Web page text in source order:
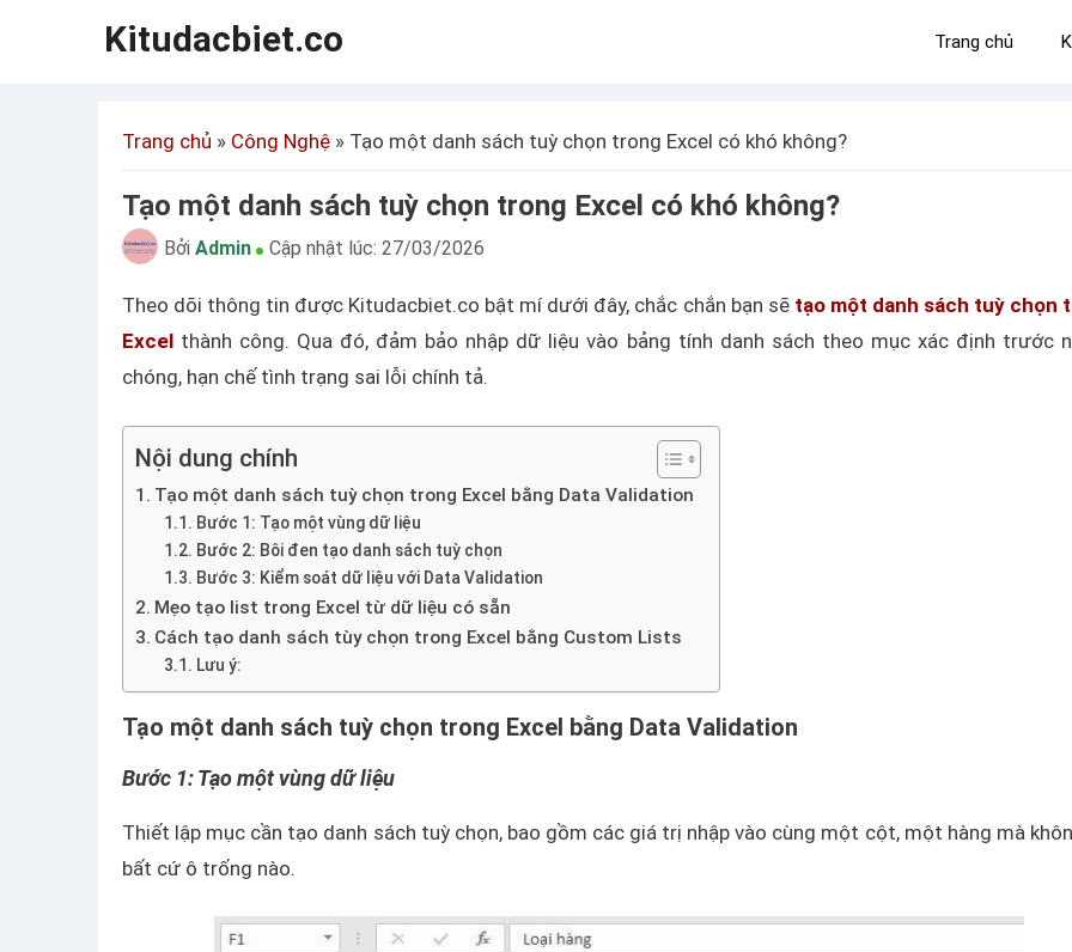
Kitudacbiet.co Trang chủ
Trang chủ » Công Nghệ » Tạo một danh sách tuỳ chọn trong Excel có khó không?
Tạo một danh sách tuỳ chọn trong Excel có khó không?
Bởi Admin Cập nhật lúc: 27/03/2026
Theo dõi thông tin được Kitudacbiet.co bật mí dưới đây, chắc chắn bạn sẽ tạo một danh sách tuỳ chọn
Excel thành công. Qua đó, đảm bảo nhập dữ liệu vào bảng tính danh sách theo mục xác định trước
chóng, hạn chế tình trạng sai lỗi chính tả.
Nội dung chính
Tạo một danh sách tuỳ chọn trong Excel bằng Data Validation
Bước 1: Tạo một vùng dữ liệu
Bước 2: Bôi đen tạo danh sách tuỳ chọn
Bước 3: Kiểm soát dữ liệu với Data Validation
Mẹo tạo list trong Excel từ dữ liệu có sẵn
Cách tạo danh sách tùy chọn trong Excel bằng Custom Lists
Lưu ý:
Tạo một danh sách tuỳ chọn trong Excel bằng Data Validation
Bước 1: Tạo một vùng dữ liệu
Thiết lập mục cần tạo danh sách tuỳ chọn, bao gồm các giá trị nhập vào cùng một cột, một hàng mà
bất cứ ô trống nào.